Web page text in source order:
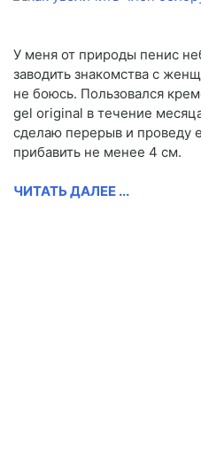
У меня от природы пенис
заводить знакомства с
не боюсь. Пользовался
gel original в течение
сделаю перерыв и проведу
прибавить не менее 4 см.
ЧИТАТЬ ДАЛЕЕ ...